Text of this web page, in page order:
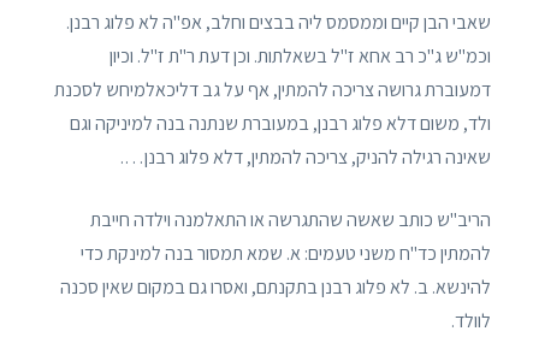
שאבי הבן קיים וממסמס ליה בבצים וחלב, אפ"ה לא פלוג רבנן.
וכמ"ש ג"כ רב אחא ז"ל בשאלתות. וכן דעת ר"ת ז"ל. וכיון
דמעוברת גרושה צריכה להמתין, אף על גב דליכאלמיחש לסכנת
ולד, משום דלא פלוג רבנן, במעוברת שנתנה בנה למיניקה וגם
שאינה רגילה להניק, צריכה להמתין, דלא פלוג רבנן….
הריב"ש כותב שאשה שהתגרשה או התאלמנה וילדה חייבת
להמתין כד"ח משני טעמים: א. שמא תמסור בנה למינקת כדי
להינשא. ב. לא פלוג רבנן בתקנתם, ואסרו גם במקום שאין סכנה
לוולד.